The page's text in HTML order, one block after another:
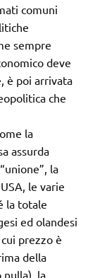
comuni
sempre
deve
è poi arrivata
che
la
assurda
la
le varie
la totale
ed olandesi
prezzo è
della
nulla), la